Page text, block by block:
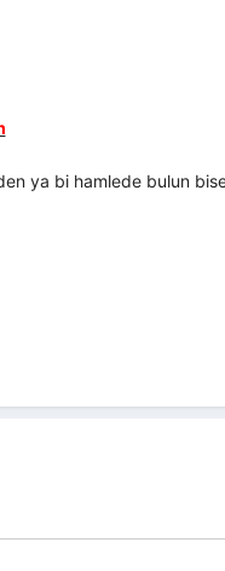
ya bi hamlede bulun